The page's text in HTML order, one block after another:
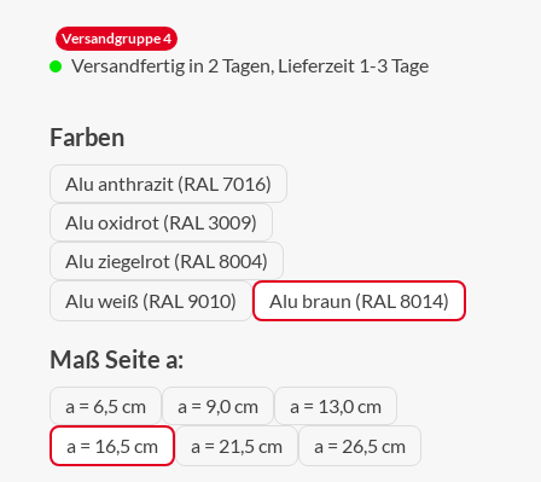
Versandgruppe 4
Versandfertig in 2 Tagen, Lieferzeit 1-3 Tage
Farbenauswählen
Alu anthrazit (RAL 7016)
Alu oxidrot (RAL 3009)
Alu ziegelrot (RAL 8004)
Alu weiß (RAL 9010)
Alu braun (RAL 8014)
Maß Seite a:
a = 6,5 cm a = 9,0 cm
a = 13,0 cm
a = 16,5 cm
a = 21,5 cm a = 26,5 cm